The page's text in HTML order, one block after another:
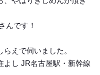
んです！
えで伺いました。
よし JR名古屋駅・新幹線